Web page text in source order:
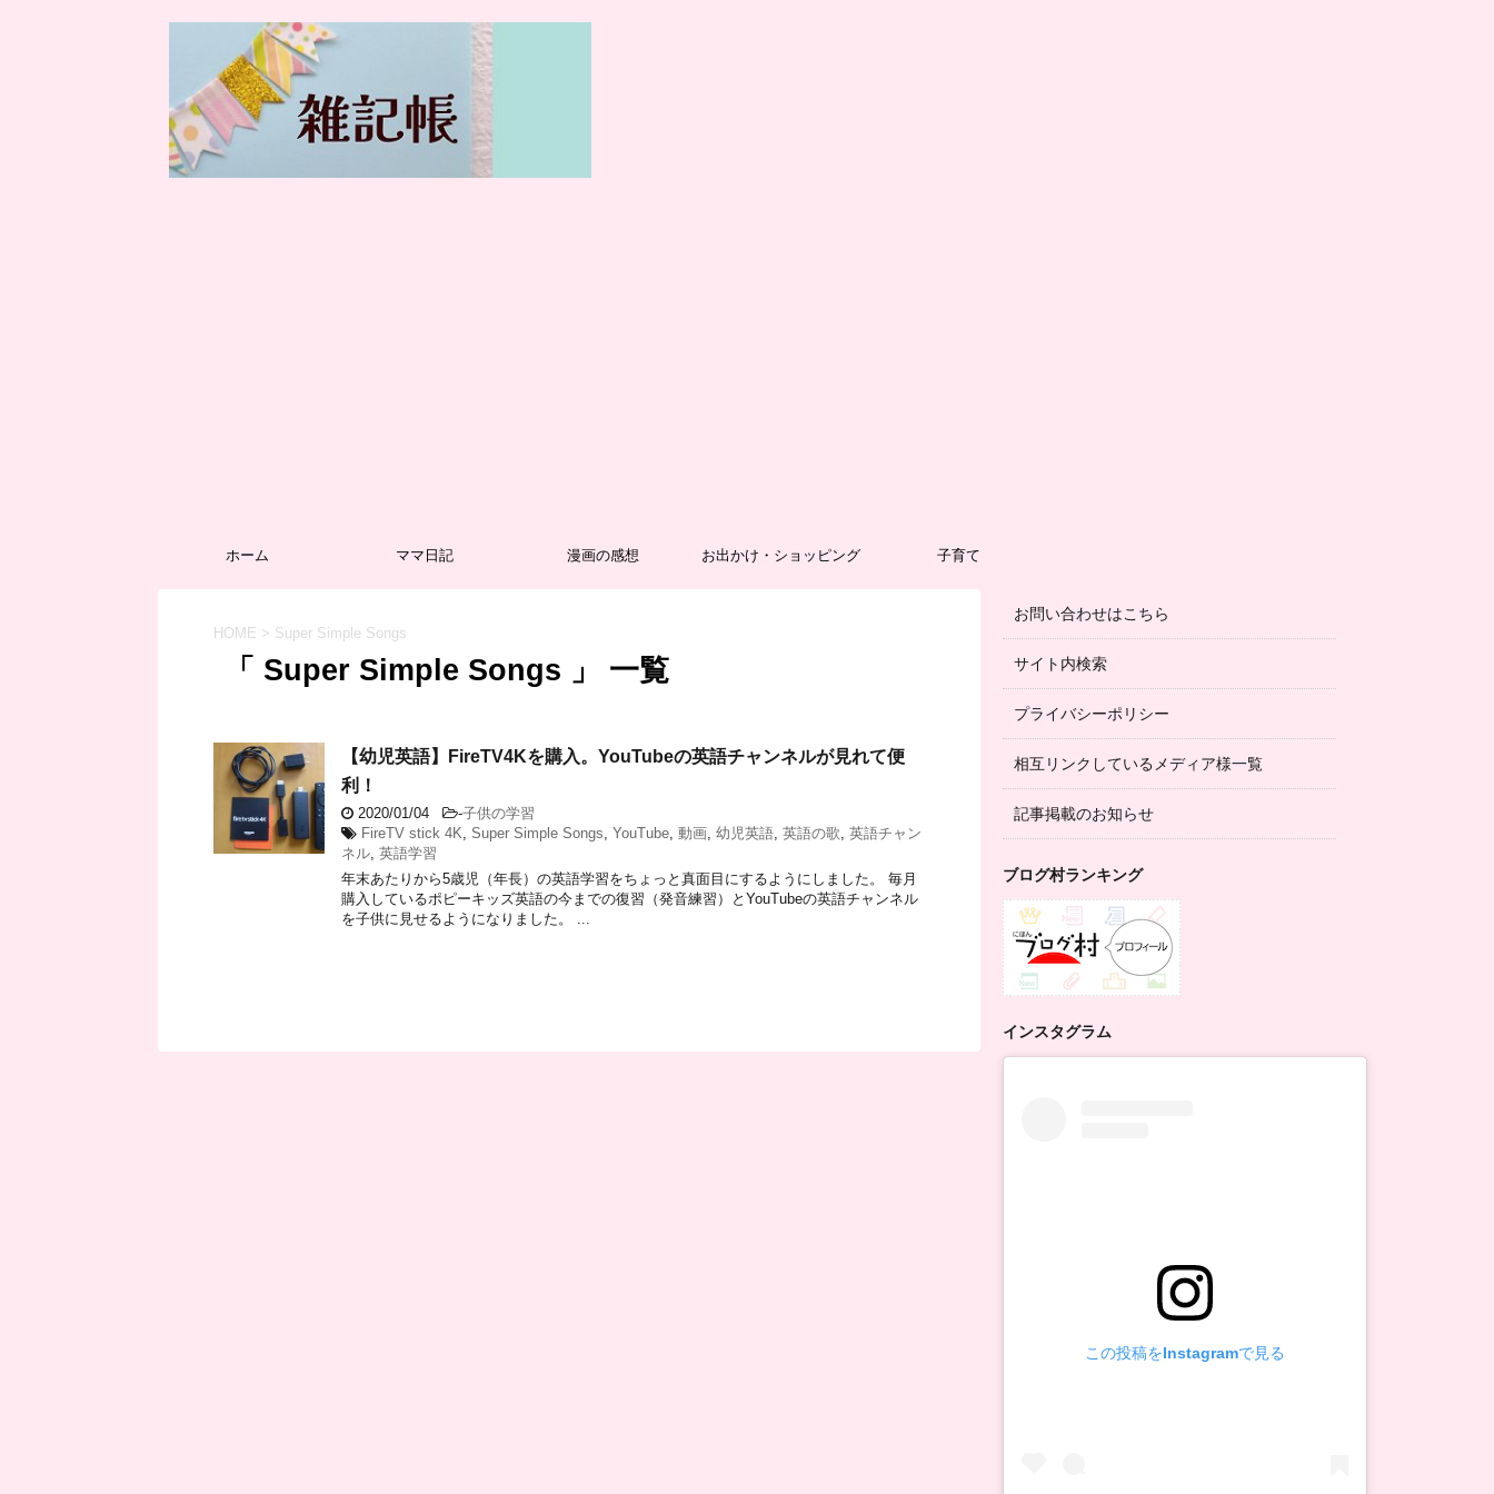
ホーム ママ日記 漫画の感想 お出かけ・ショッピング 子育て
HOME > Super Simple Songs
「 Super Simple Songs 」 一覧
【幼児英語】FireTV4Kを購入。YouTubeの英語チャンネルが見れて便
利！
2020/01/04 -子供の学習
FireTV stick 4K Super Simple Songs YouTube 動画 幼児英語 英語の歌 英語チャン
ネル 英語学習
年末あたりから5歳児（年長）の英語学習をちょっと真面目にするようにしました。 毎月
購入しているポピーキッズ英語の今までの復習（発音練習）とYouTubeの英語チャンネル
を子供に見せるようになりました。 ...
お問い合わせはこちら
サイト内検索
プライバシーポリシー
相互リンクしているメディア様一覧
記事掲載のお知らせ
ブログ村ランキング
インスタグラム
この投稿をInstagramで見る